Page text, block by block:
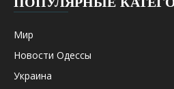
Мир
Новости Одессы
Украина